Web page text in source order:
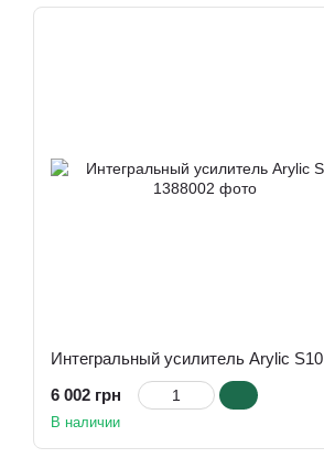
Интегральный усилитель Arylic S10
6 002 грн
В наличии